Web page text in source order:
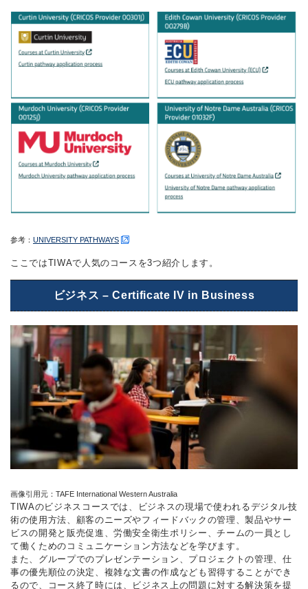
参考： UNIVERSITY PATHWAYS
ここではTIWAで人気のコースを3つ紹介します。
ビジネス – Certificate IV in Business
画像引用元：TAFE International Western Australia
TIWAのビジネスコースでは、ビジネスの現場で使われるデジタル技
術の使用方法、顧客のニーズやフィードバックの管理、製品やサー
ビスの開発と販売促進、労働安全衛生ポリシー、チームの一員とし
て働くためのコミュニケーション方法などを学びます。
また、グループでのプレゼンテーション、プロジェクトの管理、仕
事の優先順位の決定、複雑な文書の作成なども習得することができ
るので、コース終了時には、ビジネス上の問題に対する解決策を提